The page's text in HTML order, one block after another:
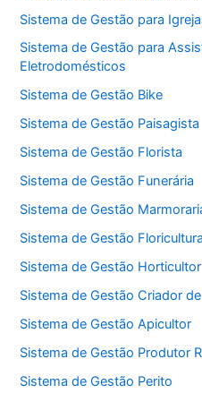
Sistema de Gestão para
Sistema de Gestão para
Eletrodomésticos
Sistema de Gestão Bike
Sistema de Gestão Paisagista
Sistema de Gestão Florista
Sistema de Gestão Funerária
Sistema de Gestão
Sistema de Gestão Floricultura
Sistema de Gestão Horticultor
Sistema de Gestão Criador
Sistema de Gestão Apicultor
Sistema de Gestão Produtor
Sistema de Gestão Perito